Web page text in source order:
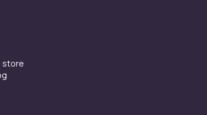
til kjøtt, fisk og grønnsaker, mens dype fat er
brukes til salater, supper,
er designet med lokk for å holde
store